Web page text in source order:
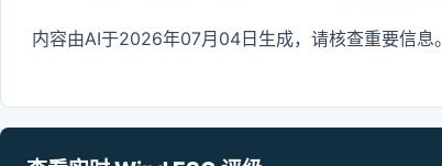
内容由AI于2026年07月04日生成，请核查重要信息。